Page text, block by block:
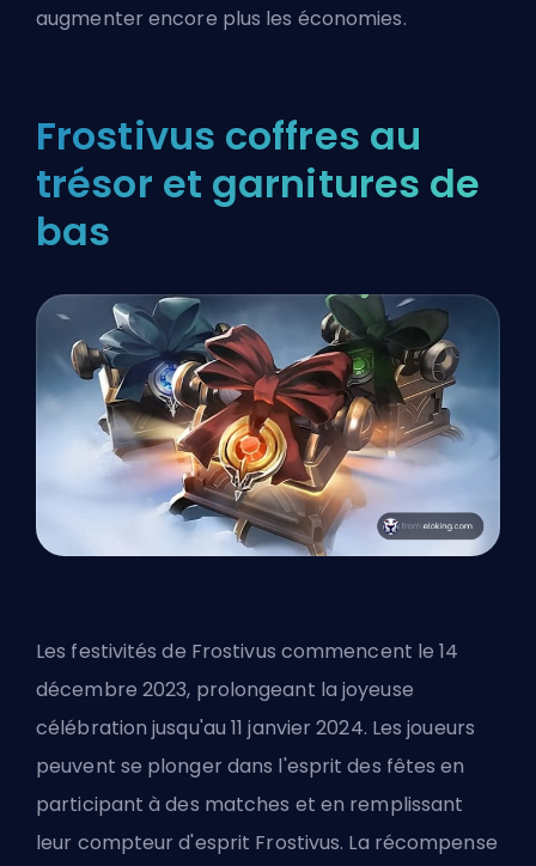
augmenter encore plus les économies.
Frostivus coffres au
trésor et garnitures de
bas
Les festivités de Frostivus commencent le 14
décembre 2023, prolongeant la joyeuse
célébration jusqu'au 11 janvier 2024. Les joueurs
peuvent se plonger dans l'esprit des fêtes en
participant à des matches et en remplissant
leur compteur d'esprit Frostivus. La récompense